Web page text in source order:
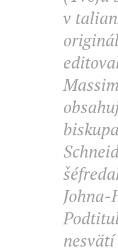
v
Johna-